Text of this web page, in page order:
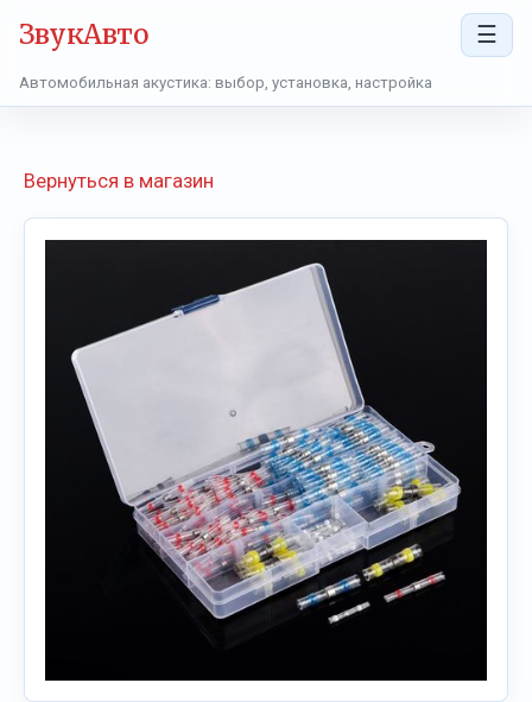
ЗвукАвто ☰
Автомобильная акустика: выбор, установка, настройка
Вернуться в магазин